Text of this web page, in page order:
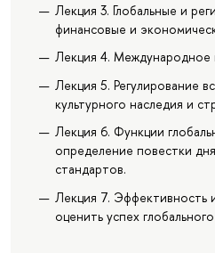
Лекция 3. Глобальные и
финансовые и
Лекция 4. Международное
Лекция 5. Регулирование
культурного наследия и
Лекция 6. Функции
определение повестки
стандартов.
Лекция 7. Эффективность
оценить успех